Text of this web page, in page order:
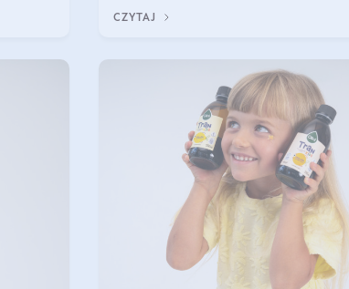
CZYTAJ